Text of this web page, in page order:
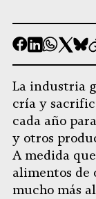
-
Facebook
-
LinkedIn
-
-
X
-
La industria
cría y
cada año
y otros
A medida
alimentos de
mucho más